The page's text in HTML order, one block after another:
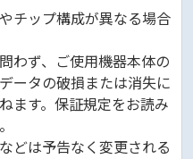
チップ構成が異なる場合
わず、ご使用機器本体の
ータの破損または消失に
ます。保証規定をお読み
どは予告なく変更される